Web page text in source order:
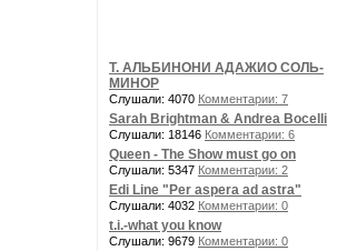
Т. АЛЬБИНОНИ АДАЖИО СОЛЬ-
МИНОР
Слушали: 4070 Комментарии: 7
Sarah Brightman & Andrea Bocelli
Слушали: 18146 Комментарии: 6
Queen - The Show must go on
Слушали: 5347 Комментарии: 2
Edi Line "Per aspera ad astra"
Слушали: 4032 Комментарии: 0
t.i.-what you know
Слушали: 9679 Комментарии: 0